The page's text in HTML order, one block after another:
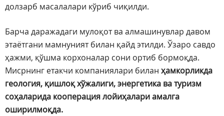
долзарб масалалари кўриб чиқилди.
Барча даражадаги мулоқот ва алмашинувлар давом
этаётгани мамнуният билан қайд этилди. Ўзаро савдо
ҳажми, қўшма корхоналар сони ортиб бормоқда.
Мисрнинг етакчи компаниялари билан ҳамкорликда
геология, қишлоқ хўжалиги, энергетика ва туризм
соҳаларида кооперация лойиҳалари амалга
оширилмоқда.